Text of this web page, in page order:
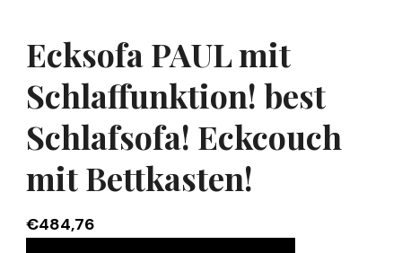
Ecksofa PAUL mit
Schlaffunktion! best
Schlafsofa! Eckcouch
mit Bettkasten!
€484,76